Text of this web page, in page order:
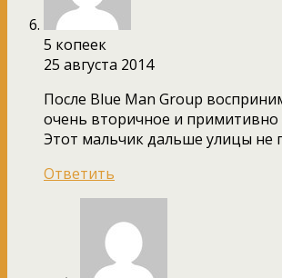
5 копеек
25 августа 2014
После Blue Man Group
очень вторичное и примитивно
Этот мальчик дальше улицы не
Ответить